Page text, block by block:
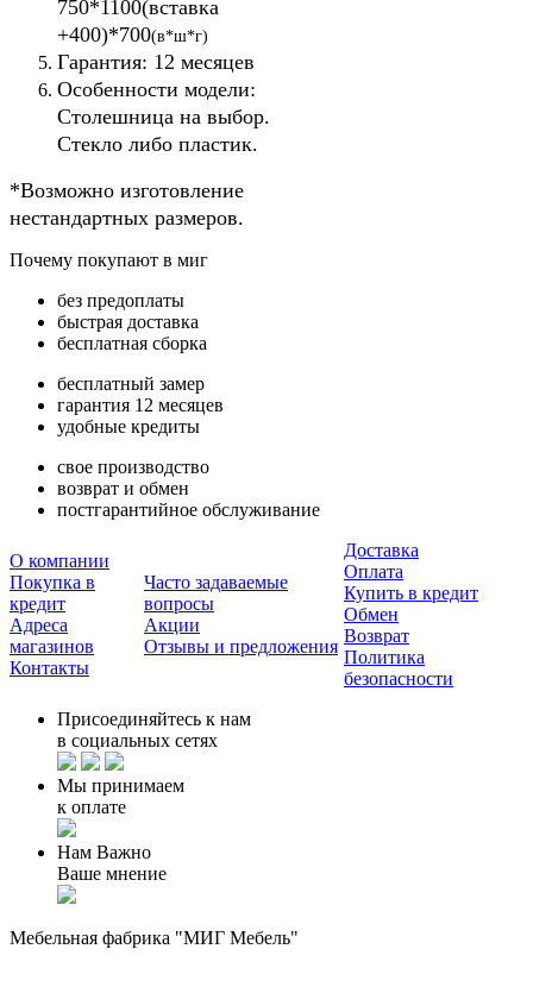
750*1100(вставка
+400)*700(в*ш*г)
Гарантия: 12 месяцев
Особенности модели:
Столешница на выбор.
Стекло либо пластик.
​*Возможно изготовление
нестандартных размеров.
Почему покупают в миг
без предоплаты
быстрая доставка
бесплатная сборка
бесплатный замер
гарантия 12 месяцев
удобные кредиты
свое производство
возврат и обмен
постгарантийное обслуживание
О компании
Покупка в
кредит
Адреса
магазинов
Контакты
Часто задаваемые
вопросы
Акции
Отзывы и предложения
Доставка
Оплата
Купить в кредит
Обмен
Возврат
Политика
безопасности
Присоединяйтесь к нам
в социальных сетях
Мы принимаем
к оплате
Нам Важно
Ваше мнение
Мебельная фабрика "МИГ Мебель"